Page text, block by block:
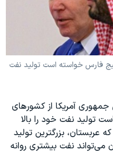
فارس خواسته است تولید نفت
آمریکا از کشورهای
تولید نفت خود را بالا
عربستان، بزرگترین تولید
می‌تواند نفت بیشتری روانه